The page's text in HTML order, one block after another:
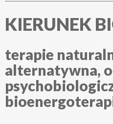
KIERUNEK
terapie
alternatywna,